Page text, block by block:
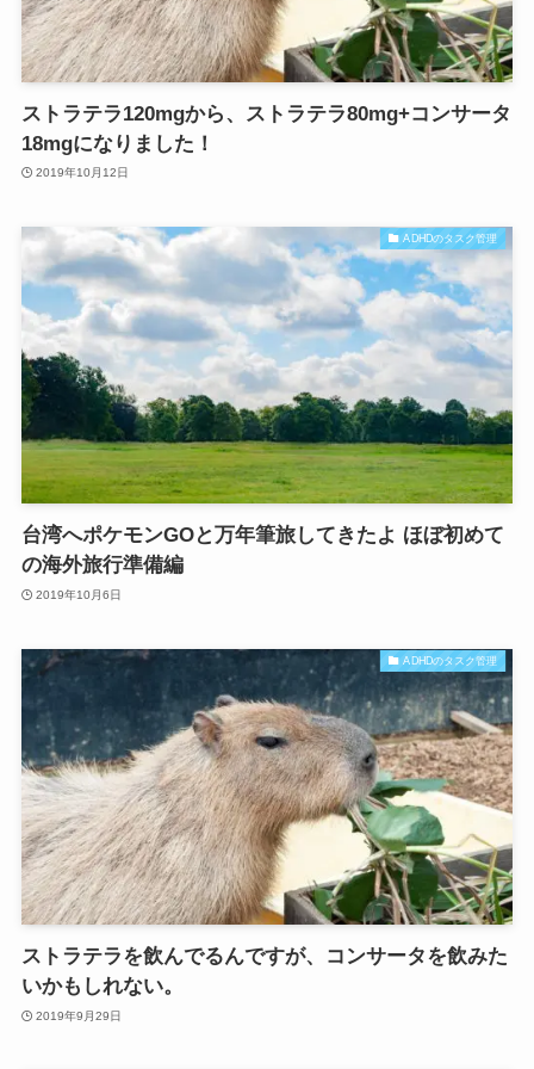
ストラテラ120mgから、ストラテラ80mg+コンサータ
18mgになりました！
2019年10月12日
ADHDのタスク管理
台湾へポケモンGOと万年筆旅してきたよ ほぼ初めて
の海外旅行準備編
2019年10月6日
ADHDのタスク管理
ストラテラを飲んでるんですが、コンサータを飲みた
いかもしれない。
2019年9月29日